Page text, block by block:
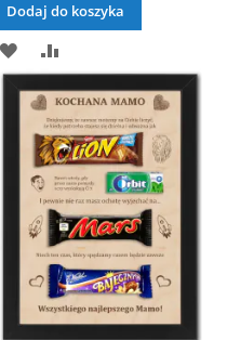
Dodaj do koszyka
DODAJ
DO
LISTY
ŻYCZEŃ